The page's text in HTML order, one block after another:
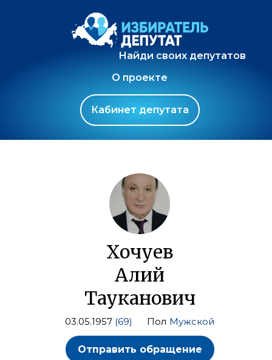
Найди своих депутатов
О проекте
Кабинет депутата
Хочуев
Алий
Тауканович
03.05.1957 (69) Пол Мужской
Отправить обращение